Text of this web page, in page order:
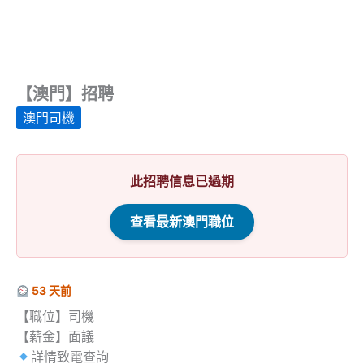
【澳門】招聘
澳門司機
此招聘信息已過期
查看最新澳門職位
53 天前
【職位】司機
【薪金】面議
詳情致電查詢